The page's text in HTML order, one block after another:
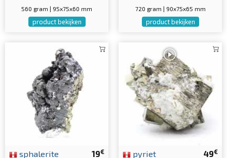
560 gram | 95x75x60 mm
product bekijken
720 gram | 90x75x65 mm
product bekijken
19€
sphalerite 49€
pyriet